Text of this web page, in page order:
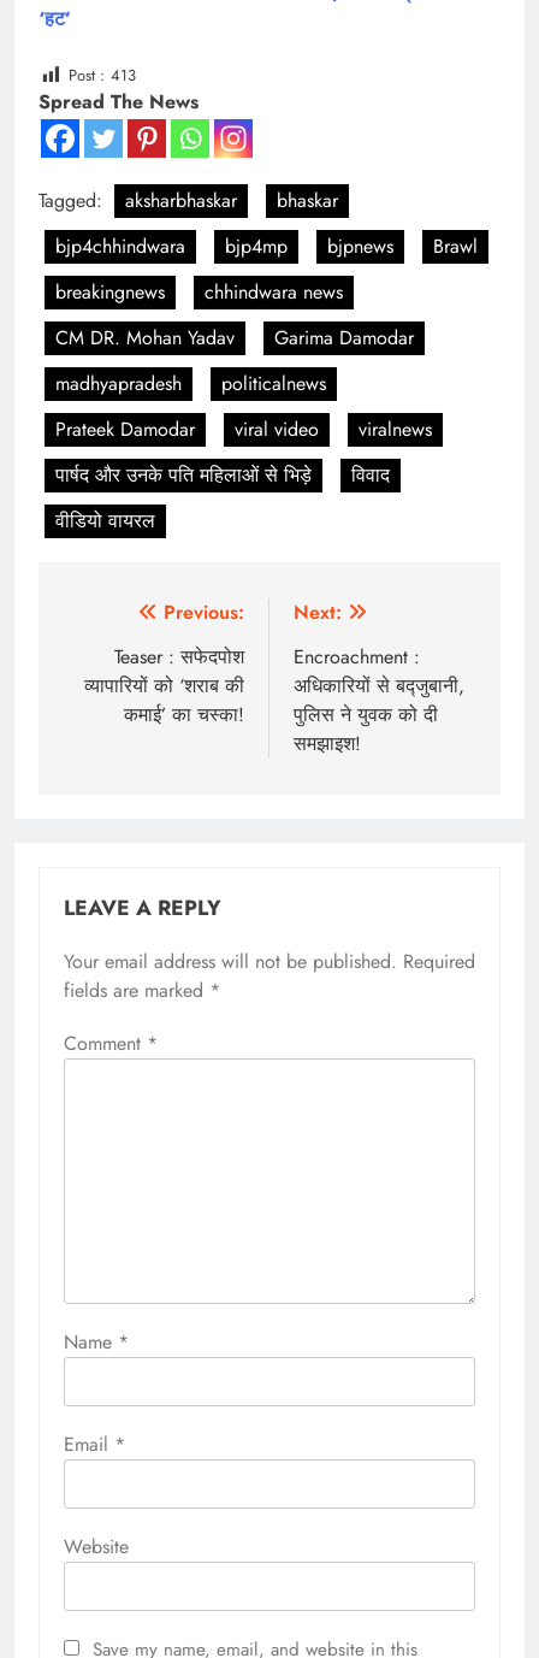
‘हट’
Post : 413
Spread The News
Tagged: aksharbhaskar
bhaskar
bjp4chhindwara
bjp4mp bjpnews
Brawl
breakingnews
chhindwara news
CM DR. Mohan Yadav
Garima Damodar
madhyapradesh
politicalnews
Prateek Damodar
viral video
viralnews
पार्षद और उनके पति महिलाओं से भिड़े
विवाद
वीडियो वायरल
navigation
Previous:
Teaser : सफेदपोश
व्यापारियों को ‘शराब की
कमाई’ का चस्का!
Next:
Encroachment :
अधिकारियों से बद्जुबानी,
पुलिस ने युवक को दी
समझाइश!
LEAVE A REPLY
Your email address will not be published. Required
fields are marked *
Comment *
Name *
Email *
Website
Save my name, email, and website in this